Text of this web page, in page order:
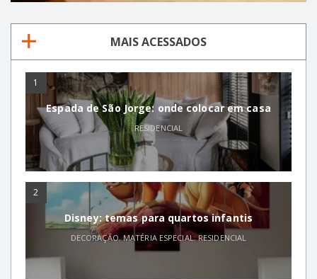
MAIS ACESSADOS
1
Espada de São Jorge: onde colocar em casa
RESIDENCIAL
2
Disney: temas para quartos infantis
DECORAÇÃO,MATÉRIA ESPECIAL,RESIDENCIAL